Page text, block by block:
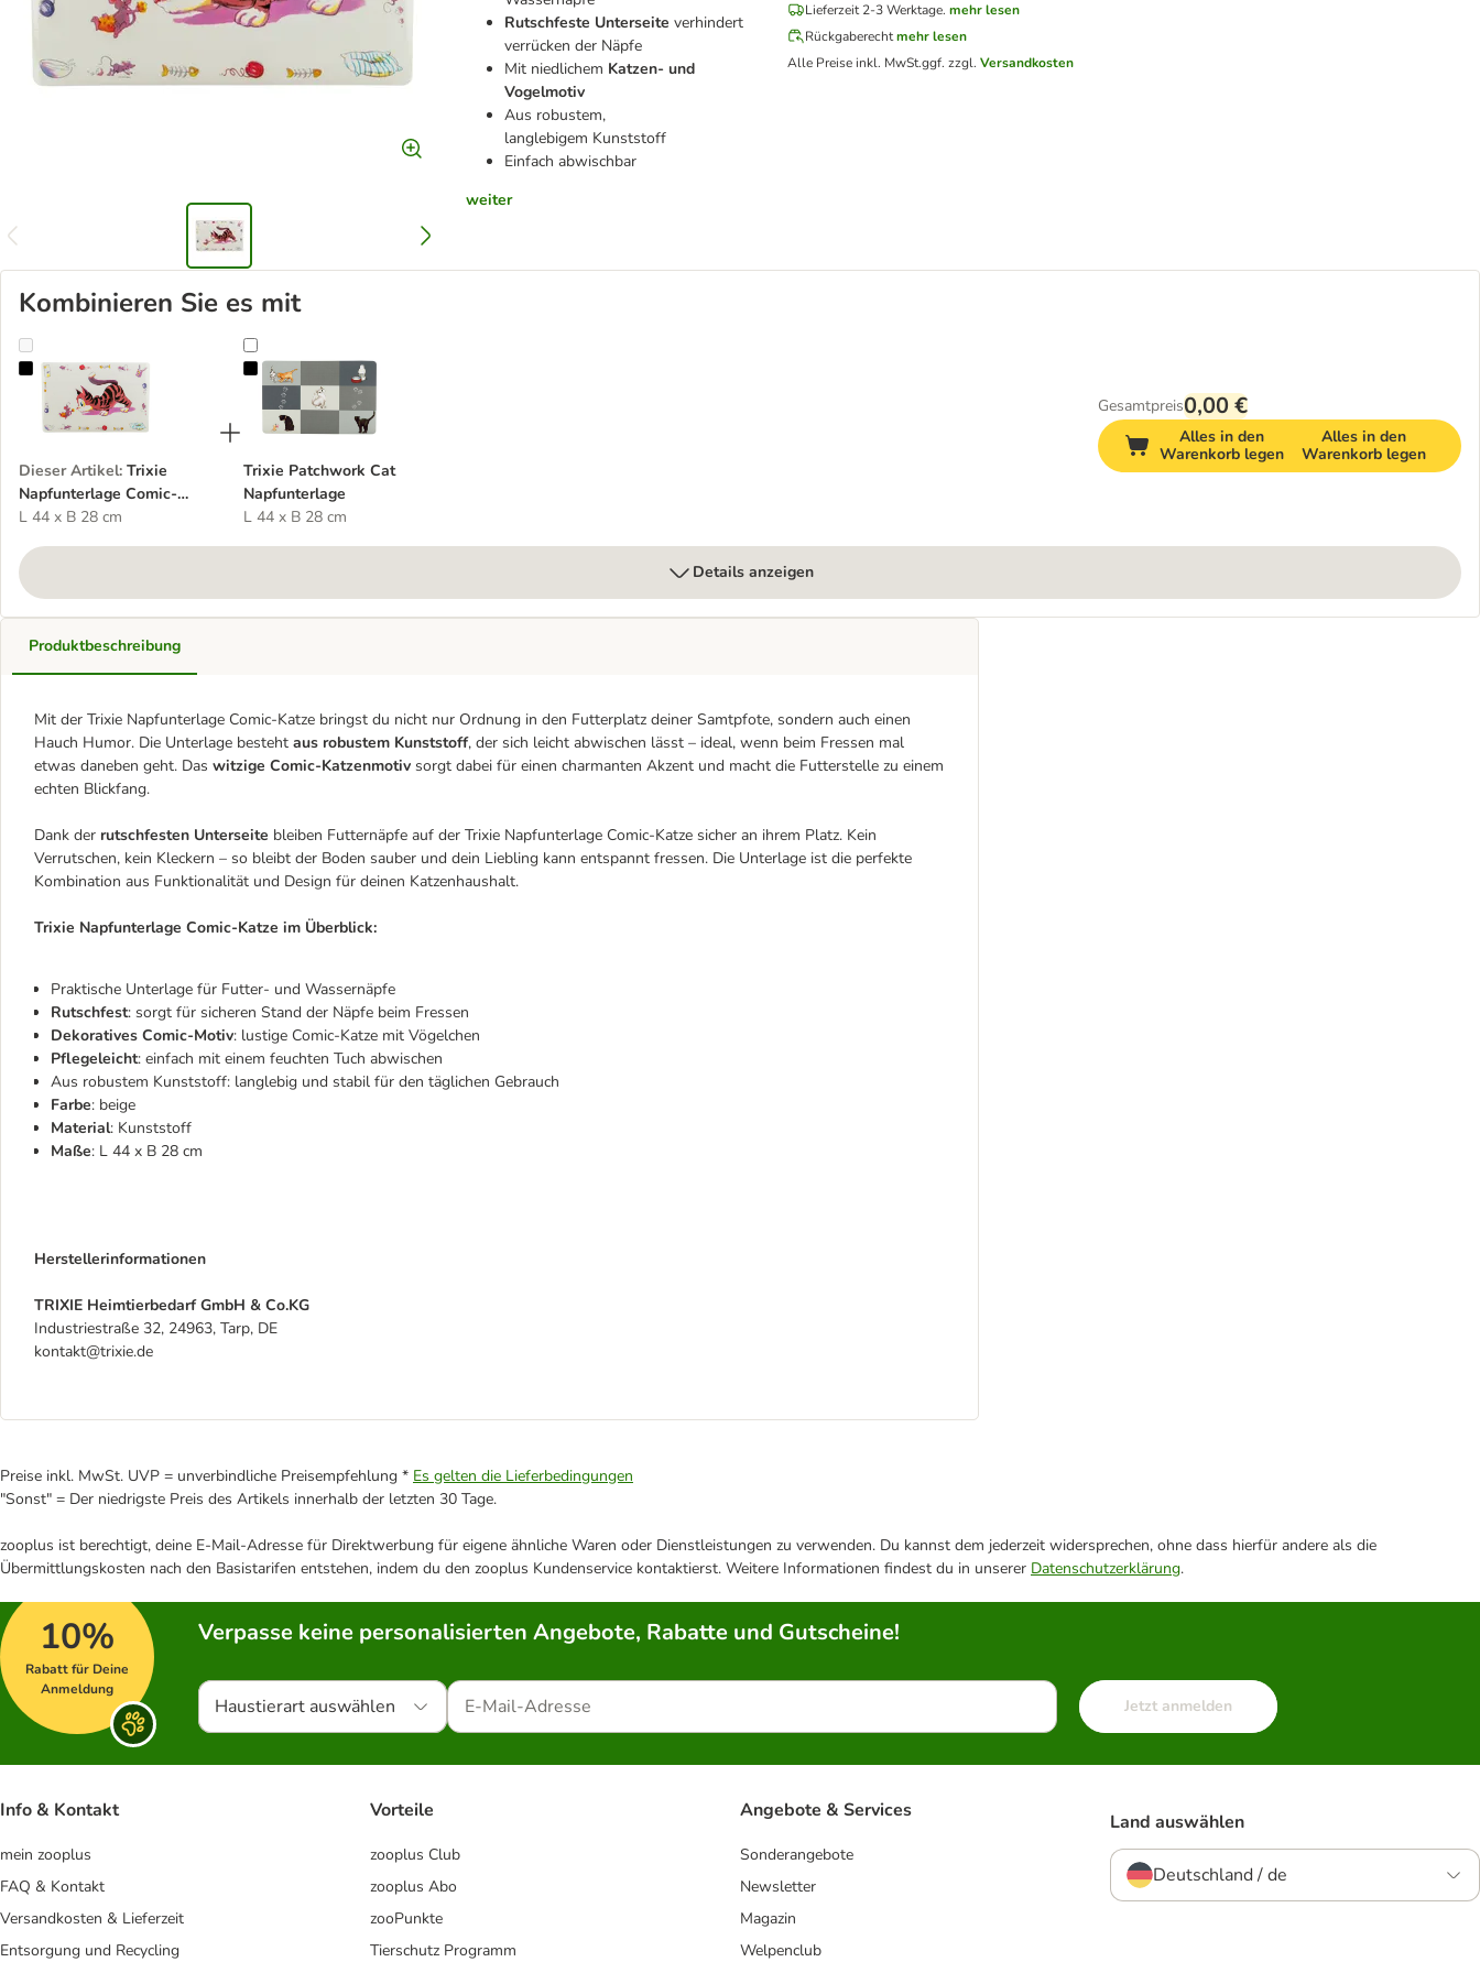
Rutschfeste Unterseite verhindert
verrücken der Näpfe
Mit niedlichem Katzen- und
Vogelmotiv
Aus robustem,
langlebigem Kunststoff
Einfach abwischbar
weiter
Lieferzeit 2-3 Werktage. mehr lesen
Rückgaberechtmehr lesen
Alle Preise inkl. MwSt.ggf. zzgl.Versandkosten
Kombinieren Sie es mit
Trixie Napfunterlage Comic-Katze
Dieser Artikel: Trixie
Napfunterlage Comic-
Katze
L 44 x B 28 cm
Trixie Patchwork Cat Napfunterlage
Trixie Patchwork Cat
Napfunterlage
L 44 x B 28 cm
Gesamtpreis0,00 €
Alles in den
Warenkorb legen
Alles in den
Warenkorb legen
Details anzeigen
Produktbeschreibung
Mit der Trixie Napfunterlage Comic-Katze bringst du nicht nur Ordnung in den Futterplatz deiner Samtpfote, sondern auch einen
Hauch Humor. Die Unterlage besteht aus robustem Kunststoff, der sich leicht abwischen lässt – ideal, wenn beim Fressen mal
etwas daneben geht. Das witzige Comic-Katzenmotiv sorgt dabei für einen charmanten Akzent und macht die Futterstelle zu einem
echten Blickfang.
Dank der rutschfesten Unterseite bleiben Futternäpfe auf der Trixie Napfunterlage Comic-Katze sicher an ihrem Platz. Kein
Verrutschen, kein Kleckern – so bleibt der Boden sauber und dein Liebling kann entspannt fressen. Die Unterlage ist die perfekte
Kombination aus Funktionalität und Design für deinen Katzenhaushalt.
Trixie Napfunterlage Comic-Katze im Überblick:
Praktische Unterlage für Futter- und Wassernäpfe
Rutschfest: sorgt für sicheren Stand der Näpfe beim Fressen
Dekoratives Comic-Motiv: lustige Comic-Katze mit Vögelchen
Pflegeleicht: einfach mit einem feuchten Tuch abwischen
Aus robustem Kunststoff: langlebig und stabil für den täglichen Gebrauch
Farbe: beige
Material: Kunststoff
Maße: L 44 x B 28 cm
Herstellerinformationen
TRIXIE Heimtierbedarf GmbH & Co.KG
Industriestraße 32, 24963, Tarp, DE
kontakt@trixie.de
Preise inkl. MwSt. UVP = unverbindliche Preisempfehlung * Es gelten die Lieferbedingungen
"Sonst" = Der niedrigste Preis des Artikels innerhalb der letzten 30 Tage.
zooplus ist berechtigt, deine E-Mail-Adresse für Direktwerbung für eigene ähnliche Waren oder Dienstleistungen zu verwenden. Du kannst dem jederzeit widersprechen, ohne dass hierfür andere als die
Übermittlungskosten nach den Basistarifen entstehen, indem du den zooplus Kundenservice kontaktierst. Weitere Informationen findest du in unserer Datenschutzerklärung.
10%
Rabatt für Deine
Anmeldung
Verpasse keine personalisierten Angebote, Rabatte und Gutscheine!
Haustierart auswählen Jetzt anmelden
Info & Kontakt
mein zooplus
FAQ & Kontakt
Versandkosten & Lieferzeit
Entsorgung und Recycling
Vorteile
zooplus Club
zooplus Abo
zooPunkte
Tierschutz Programm
Angebote & Services
Sonderangebote
Newsletter
Magazin
Welpenclub
Land auswählen
Deutschland / de